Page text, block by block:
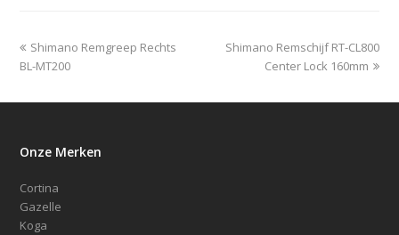
previous
post:
Shimano Remgreep Rechts
BL-MT200
next
Shimano Remschijf RT-CL800
Center Lock 160mm
Onze Merken
Cortina
Gazelle
Koga